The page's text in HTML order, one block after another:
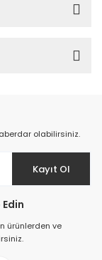
olabilirsiniz.
Kayıt Ol
ürünlerden ve